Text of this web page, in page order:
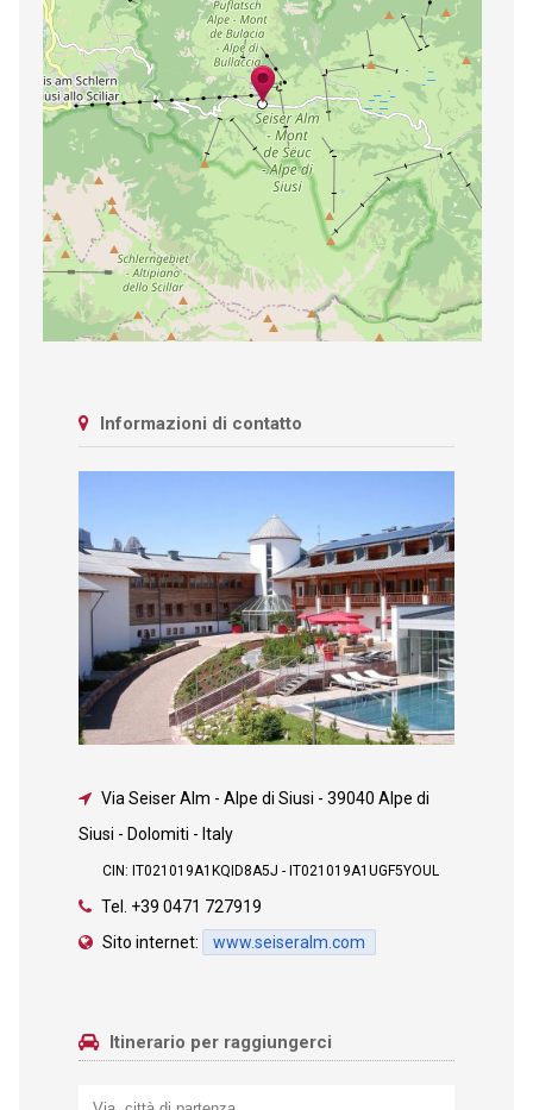
Informazioni di contatto
Via Seiser Alm - Alpe di Siusi - 39040 Alpe di
Siusi - Dolomiti - Italy
CIN: IT021019A1KQID8A5J - IT021019A1UGF5YOUL
Tel. +39 0471 727919
Sito internet:
www.seiseralm.com
Itinerario per raggiungerci